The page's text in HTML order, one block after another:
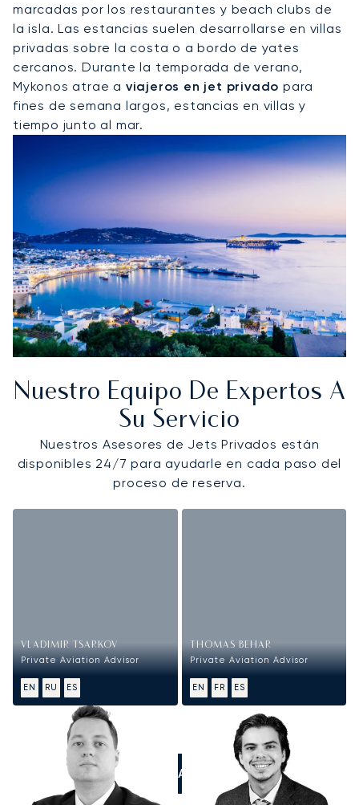
marcadas por los restaurantes y beach clubs de
la isla. Las estancias suelen desarrollarse en villas
privadas sobre la costa o a bordo de yates
cercanos. Durante la temporada de verano,
Mykonos atrae a viajeros en jet privado para
fines de semana largos, estancias en villas y
tiempo junto al mar.
Nuestro Equipo De Expertos A
Su Servicio
Nuestros Asesores de Jets Privados están
disponibles 24/7 para ayudarle en cada paso del
proceso de reserva.
VLADIMIR TSARKOV
Private Aviation Advisor
EN RU ES
THOMAS BEHAR
Private Aviation Advisor
EN FR ES
LLÁMANOS